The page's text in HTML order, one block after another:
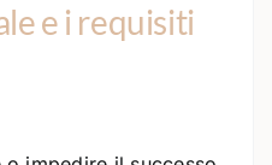
e i requisiti